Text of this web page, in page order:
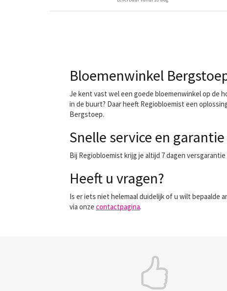
Bloemenwinkel
Je kent vast wel een goede bloemenwinkel op de
in de buurt? Daar heeft Regiobloemist een
Bergstoep.
Snelle service en garantie
Bij Regiobloemist krijg je altijd 7 dagen
Heeft u vragen?
Is er iets niet helemaal duidelijk of u wilt bepaalde
via onze contactpagina.